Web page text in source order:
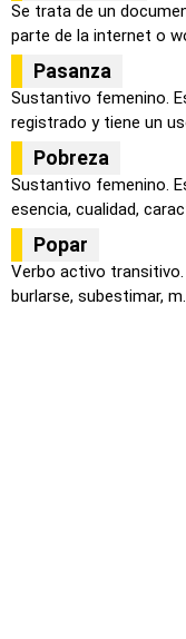
Se trata de un
parte de la internet o
Pasanza
Sustantivo femenino.
registrado y tiene un
Pobreza
Sustantivo femenino.
esencia, cualidad,
Popar
Verbo activo
burlarse, subestimar,